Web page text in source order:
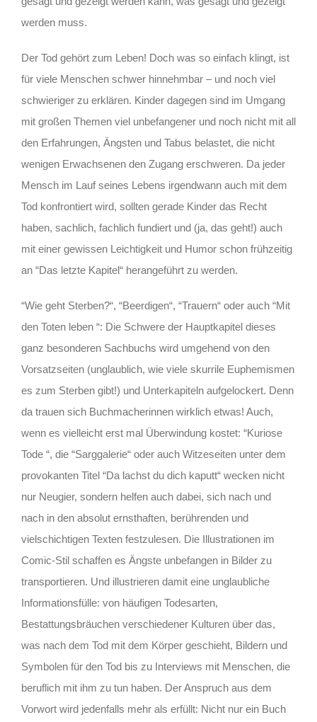
werden muss.
Der Tod gehört zum Leben! Doch was so einfach klingt, ist
für viele Menschen schwer hinnehmbar – und noch viel
schwieriger zu erklären. Kinder dagegen sind im Umgang
mit großen Themen viel unbefangener und noch nicht mit all
den Erfahrungen, Ängsten und Tabus belastet, die nicht
wenigen Erwachsenen den Zugang erschweren. Da jeder
Mensch im Lauf seines Lebens irgendwann auch mit dem
Tod konfrontiert wird, sollten gerade Kinder das Recht
haben, sachlich, fachlich fundiert und (ja, das geht!) auch
mit einer gewissen Leichtigkeit und Humor schon frühzeitig
an “Das letzte Kapitel“ herangeführt zu werden.
“Wie geht Sterben?“, “Beerdigen“, “Trauern“ oder auch “Mit
den Toten leben “: Die Schwere der Hauptkapitel dieses
ganz besonderen Sachbuchs wird umgehend von den
Vorsatzseiten (unglaublich, wie viele skurrile Euphemismen
es zum Sterben gibt!) und Unterkapiteln aufgelockert. Denn
da trauen sich Buchmacherinnen wirklich etwas! Auch,
wenn es vielleicht erst mal Überwindung kostet: “Kuriose
Tode “, die “Sarggalerie“ oder auch Witzeseiten unter dem
provokanten Titel “Da lachst du dich kaputt“ wecken nicht
nur Neugier, sondern helfen auch dabei, sich nach und
nach in den absolut ernsthaften, berührenden und
vielschichtigen Texten festzulesen. Die Illustrationen im
Comic-Stil schaffen es Ängste unbefangen in Bilder zu
transportieren. Und illustrieren damit eine unglaubliche
Informationsfülle: von häufigen Todesarten,
Bestattungsbräuchen verschiedener Kulturen über das,
was nach dem Tod mit dem Körper geschieht, Bildern und
Symbolen für den Tod bis zu Interviews mit Menschen, die
beruflich mit ihm zu tun haben. Der Anspruch aus dem
Vorwort wird jedenfalls mehr als erfüllt: Nicht nur ein Buch